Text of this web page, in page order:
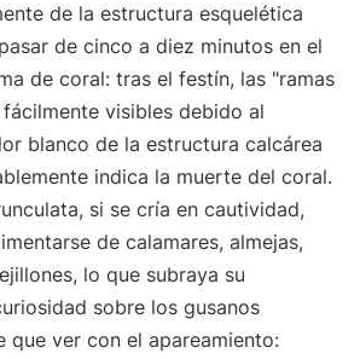
de la estructura esquelética
de cinco a diez minutos en el
de coral: tras el festín, las "ramas
visibles debido al
blanco de la estructura calcárea
indica la muerte del coral.
si se cría en cautividad,
de calamares, almejas,
lo que subraya su
sobre los gusanos
que ver con el apareamiento: